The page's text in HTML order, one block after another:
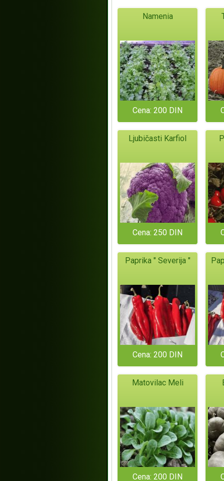
Namenia
Cena: 200 DIN
Ljubičasti Karfiol
Cena: 250 DIN
Paprika " Severija "
Cena: 200 DIN
Matovilac Meli
Cena: 200 DIN